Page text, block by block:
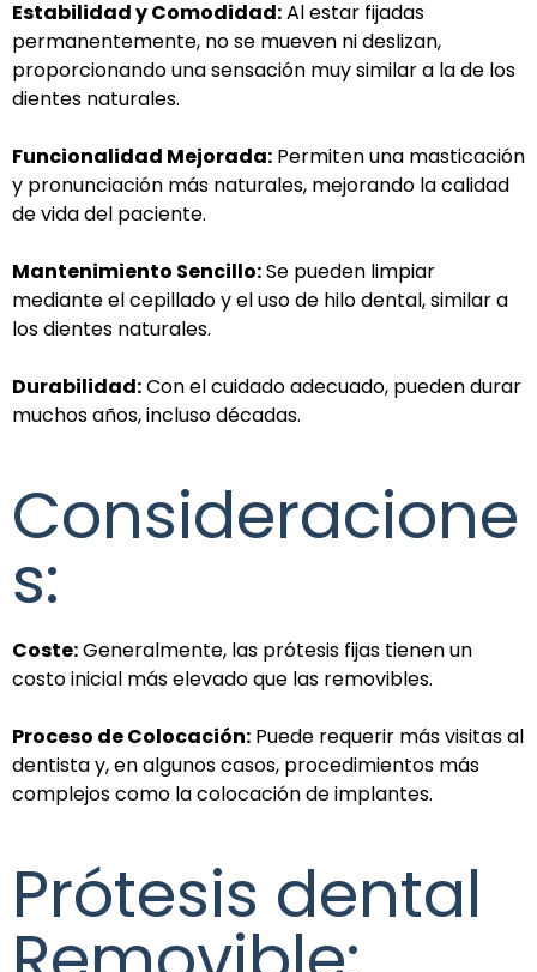
Estabilidad y Comodidad:Al estar fijadas
permanentemente, no se mueven ni deslizan,
proporcionando una sensación muy similar a la de los
dientes naturales.
Funcionalidad Mejorada: Permiten una masticación
y pronunciación más naturales, mejorando la calidad
de vida del paciente.
Mantenimiento Sencillo:Se pueden limpiar
mediante el cepillado y el uso de hilo dental, similar a
los dientes naturales.
Durabilidad:Con el cuidado adecuado, pueden durar
muchos años, incluso décadas.
Consideracione
s:
Coste:Generalmente, las prótesis fijas tienen un
costo inicial más elevado que las removibles.
Proceso de Colocación: Puede requerir más visitas al
dentista y, en algunos casos, procedimientos más
complejos como la colocación de implantes.
Prótesis dental